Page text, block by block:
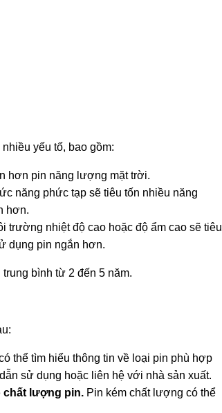
yếu tố, bao gồm:
hơn pin năng lượng mặt trời.
năng phức tạp sẽ tiêu tốn nhiều năng
hơn.
trường nhiệt độ cao hoặc độ ẩm cao sẽ tiêu
dụng pin ngắn hơn.
bình từ 2 đến 5 năm.
thể tìm hiểu thông tin về loại pin phù hợp
sử dụng hoặc liên hệ với nhà sản xuất.
chất lượng pin. Pin kém chất lượng có thể